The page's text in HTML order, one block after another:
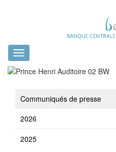
Toggle
navigation
Communiqués de presse
2026
2025